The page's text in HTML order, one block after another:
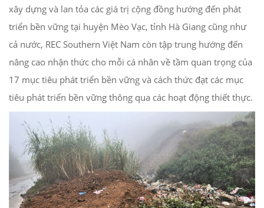
xây dựng và lan tỏa các giá trị cộng đồng hướng đến phát
triển bền vững tại huyện Mèo Vạc, tỉnh Hà Giang cũng như
cả nước, REC Southern Việt Nam còn tập trung hướng đến
nâng cao nhận thức cho mỗi cá nhân về tầm quan trọng của
17 mục tiêu phát triển bền vững và cách thức đạt các mục
tiêu phát triển bền vững thông qua các hoạt động thiết thực.